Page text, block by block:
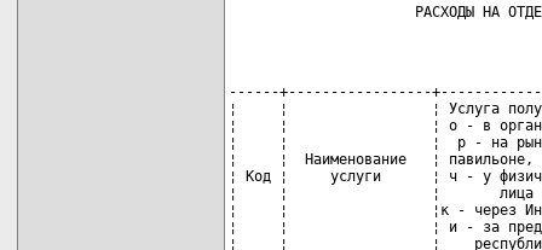
РАСХОДЫ НА
------+-----------------
¦     ¦                 ¦ Услуга
¦     ¦                 ¦ о - в
¦     ¦                 ¦  р - на
¦     ¦  Наименование   ¦
¦ Код ¦     услуги      ¦ ч - у
¦     ¦                 ¦
¦     ¦                 ¦к - через
¦     ¦                 ¦ и - за
¦     ¦                 ¦